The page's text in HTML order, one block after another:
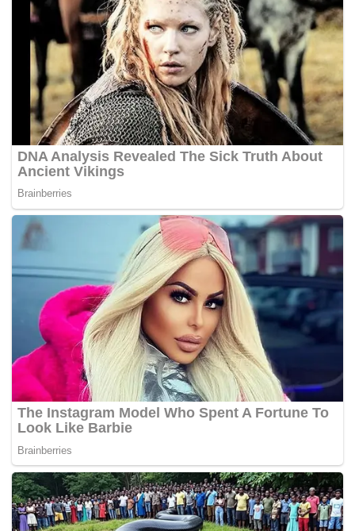
pengeluaran ayam untuk bulan depan. Adakah akan
memberi kesan kalau kita lepaskan (benarkan) eksport.
“Kita takut nanti buka eksport 3.6 juta ekor sebulan, kalau
kita buka (eksport), takut terkesan pula dari segi bekalan
dalam negara. Bila bekalan kurang, harga mesti naik
kerana permintaan melebihi penawaran. Sebab itu saya
minta MAFI (Kementerian Pertanian dan Industri Makanan)
tengok secara terperinci dari segi unjuran pengeluaran
ayam untuk bulan depan,” katanya.
Beliau berkata demikian kepada pemberita selepas
melawat Pavilion Pahang pada Pameran Pertanian,
Hortikultur dan Agropelancomgan Malaysia (MAHA) 2022
di Taman Ekspo Pertanian Malaysia Serdang (MAEPS).
Ismail Sabri berkata, kerajaan akan melihat kepentingan
semua pihak supaya sebarang keputusan yang diambil
mengenai eksport ayam, tidak akan memberi kesan
kepada rakyat, dan menurutnya beliau percaya unjuran
pengeluaran ayam itu akan dapat dibentangkan oleh MAFI
minggu depan.
Sementara itu Perdana Menteri berkata, beliau turut
mengarahkan Kementerian Perdagangan Dalam Negeri
dan Hal Ehwal Pengguna (KPDNHEP) menyenaraikan
barangan yang telah turun harga serta barangan yang